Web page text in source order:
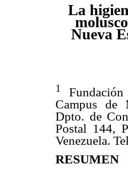
La
Nueva
1
Campus de
Dpto. de
Postal 144,
Venezuela.
RESUMEN